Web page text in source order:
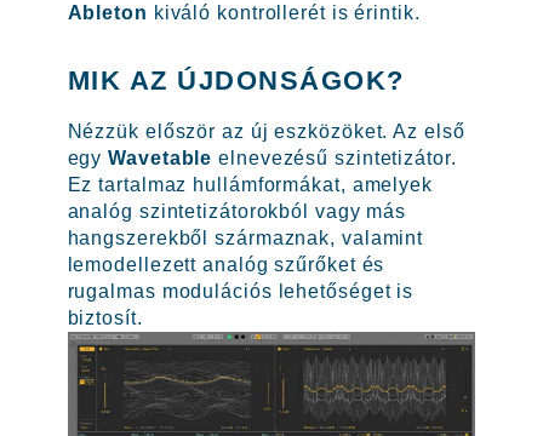
Ableton kiváló kontrollerét is érintik.
MIK AZ ÚJDONSÁGOK?
Nézzük először az új eszközöket. Az első
egyWavetable elnevezésű szintetizátor.
Ez tartalmaz hullámformákat, amelyek
analóg szintetizátorokból vagy más
hangszerekből származnak, valamint
lemodellezett analóg szűrőket és
rugalmas modulációs lehetőséget is
biztosít.